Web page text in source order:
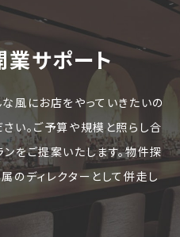
サポート
風にお店をやっていきたいの
い。ご予算や規模と照らし合
をご提案いたします。物件探
のディレクターとして併走し